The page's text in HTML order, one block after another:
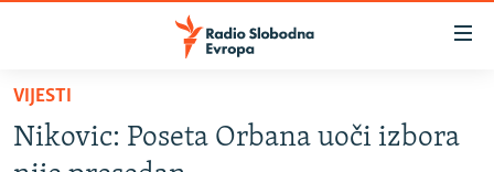
Pređite
glavni
VIJESTI
BOSNA I HERCEGOVINA
VIJESTI
Nikovic: Poseta Orbana uoči izbora